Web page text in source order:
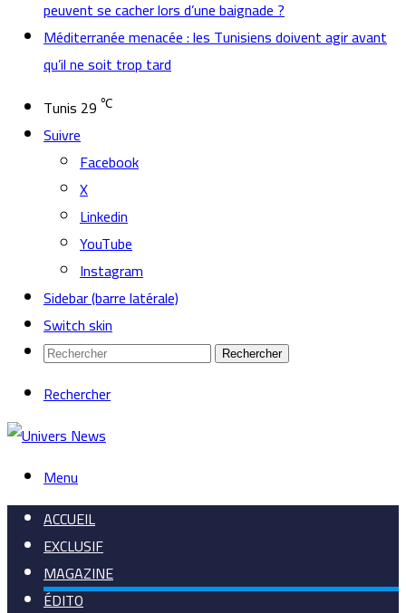
peuvent se cacher lors d’une baignade ?
Méditerranée menacée : les Tunisiens doivent agir avant
qu’il ne soit trop tard
Tunis 29 ℃
Suivre
Facebook
X
Linkedin
YouTube
Instagram
Sidebar (barre latérale)
Switch skin
Rechercher
Rechercher
Menu
ACCUEIL
EXCLUSIF
MAGAZINE
ÉDITO